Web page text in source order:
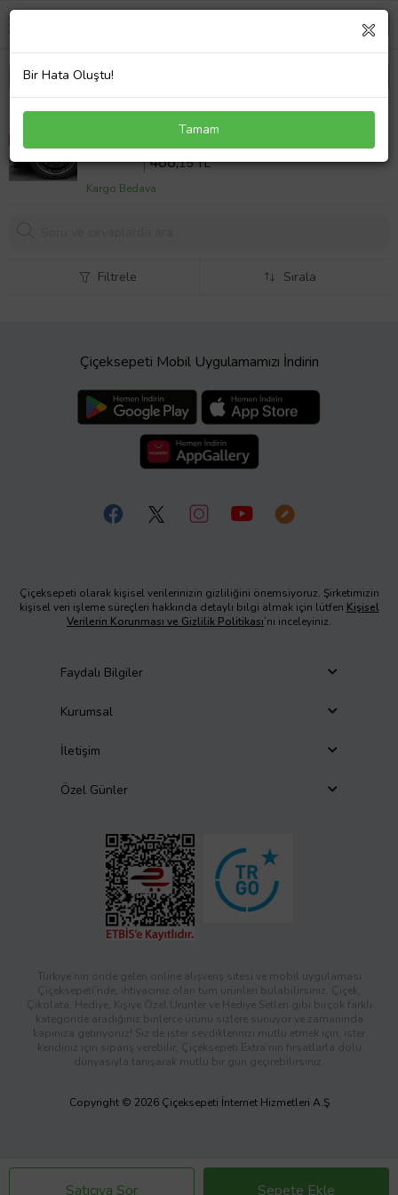
Land Rover Vogue Uyumlu Brembo Kırmızı Kaliper
Kapağı 4 Parça Ön Arka Set (Karışık)
Sepette %18 İndirim
488,15 TL
Kargo Bedava
Satıcıya Sor Sepete Ekle
Filtrele Sırala
Çiçeksepeti Mobil Uygulamamızı İndirin
Çiçeksepeti olarak kişisel verilerinizin gizliliğini önemsiyoruz. Şirketimizin
kişisel veri işleme süreçleri hakkında detaylı bilgi almak için lütfen Kişisel
Verilerin Korunması ve Gizlilik Politikası’nı inceleyiniz.
Faydalı Bilgiler
Kurumsal
İletişim
Özel Günler
Türkiye’nin önde gelen online alışveriş sitesi ve mobil uygulaması
Çiçeksepeti’nde, ihtiyacınız olan tüm ürünleri bulabilirsiniz. Çiçek,
Çikolata, Hediye, Kişiye Özel Ürünler ve Hediye Setleri gibi birçok farklı
kategoride aradığınız binlerce ürünü sizlere sunuyor ve zamanında
kapınıza getiriyoruz! Siz de ister sevdiklerinizi mutlu etmek için, ister
kendiniz için sipariş verebilir; Çiçeksepeti Extra’nın fırsatlarla dolu
dünyasıyla tanışarak mutlu bir gün geçirebilirsiniz.
Copyright © 2026 Çiçeksepeti İnternet Hizmetleri A.Ş
Bir Hata Oluştu!
Tamam